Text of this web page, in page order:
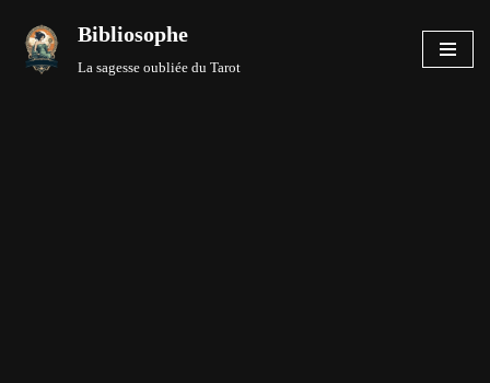
Aller
Bibliosophe
La sagesse oubliée du Tarot